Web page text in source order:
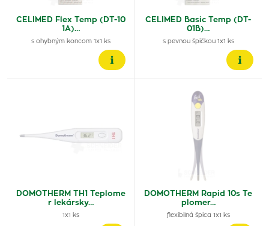
CELIMED Flex Temp (DT-10
1A)…
s ohybným koncom 1x1 ks
CELIMED Basic Temp (DT-
01B)…
s pevnou špičkou 1x1 ks
DOMOTHERM TH1 Teplome
r lekársky…
1x1 ks
DOMOTHERM Rapid 10s Te
plomer…
flexibilná špica 1x1 ks